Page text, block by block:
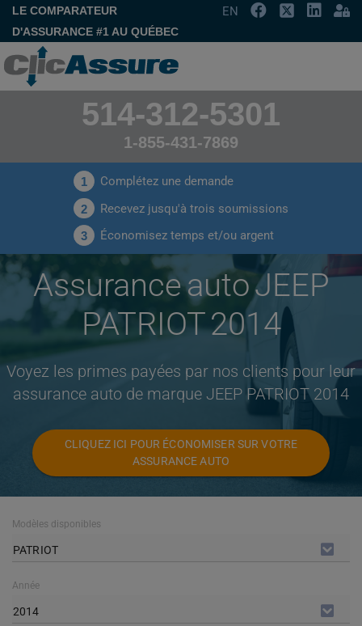
LE COMPARATEUR
D'ASSURANCE #1 AU QUÉBEC
EN
514-312-5301
1-855-431-7869
1 Complétez une demande
2 Recevez jusqu'à trois soumissions
3 Économisez temps et/ou argent
Assurance auto JEEP
PATRIOT 2014
Voyez les primes payées par nos clients pour leur
assurance auto de marque JEEP PATRIOT 2014
CLIQUEZ ICI POUR ÉCONOMISER SUR VOTRE
ASSURANCE AUTO
Modèles disponibles
PATRIOT
Année
2014